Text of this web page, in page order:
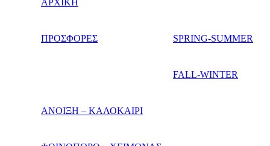
ΑΡΧΙΚΗ
ΠΡΟΣΦΟΡΕΣ SPRING-SUMMER
FALL-WINTER
ΑΝΟΙΞΗ – ΚΑΛΟΚΑΙΡΙ